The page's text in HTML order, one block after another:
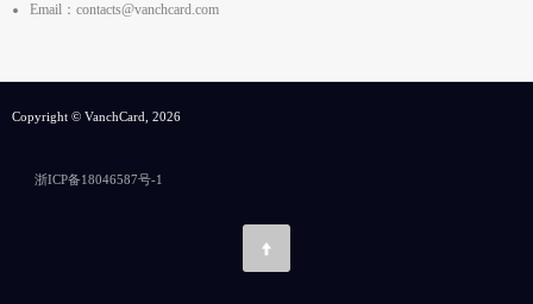
Email：contacts@vanchcard.com
Copyright © VanchCard, 2026
浙ICP备18046587号-1